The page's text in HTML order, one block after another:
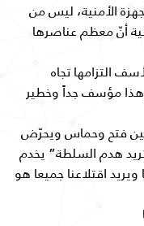
الأمنية، ليس من
أنّ معظم عناصرها
التزامها تجاه
وهذا مؤسف جداً وخطير
بين فتح وحماس ويحرّض
هدم السلطة” يخدم
اقتلاعنا جميعا هو